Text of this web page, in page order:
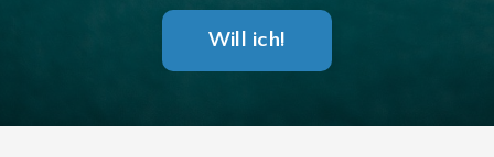
Will ich!